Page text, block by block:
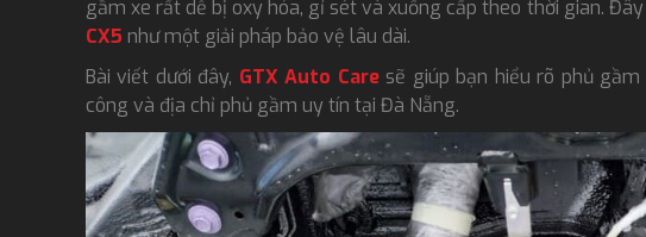
gầm xe rất dễ bị oxy hóa, gỉ sét và xuống cấp theo thời gian.
CX5 như một giải pháp bảo vệ lâu dài.
Bài viết dưới đây, GTX Auto Caresẽ giúp bạn hiểu rõ phủ gầm
công và địa chỉ phủ gầm uy tín tại Đà Nẵng.